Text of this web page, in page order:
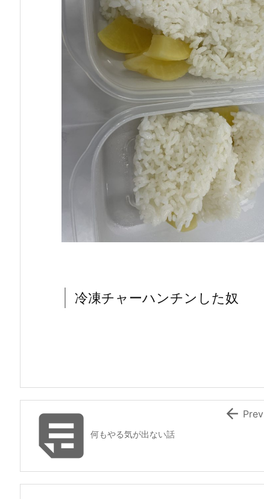
冷凍チャーハンチンした奴
何もやる気が出ない話
 Prev